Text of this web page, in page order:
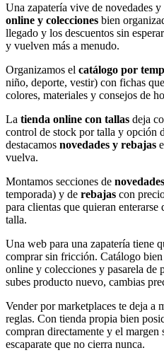
Una zapatería vive de novedades y
online y colecciones bien
llegado y los descuentos sin
y vuelven más a menudo.
Organizamos el catálogo por
niño, deporte, vestir) con fichas
colores, materiales y consejos de
La tienda online con tallas deja
control de stock por talla y opción
destacamos novedades y rebajas
vuelva.
Montamos secciones de novedades
temporada) y de rebajas con
para clientas que quieran enterarse
talla.
Una web para una zapatería tiene
comprar sin fricción. Catálogo
online y colecciones y pasarela de
subes producto nuevo, cambias
Vender por marketplaces te deja a
reglas. Con tienda propia bien
compran directamente y el margen
escaparate que no cierra nunca.